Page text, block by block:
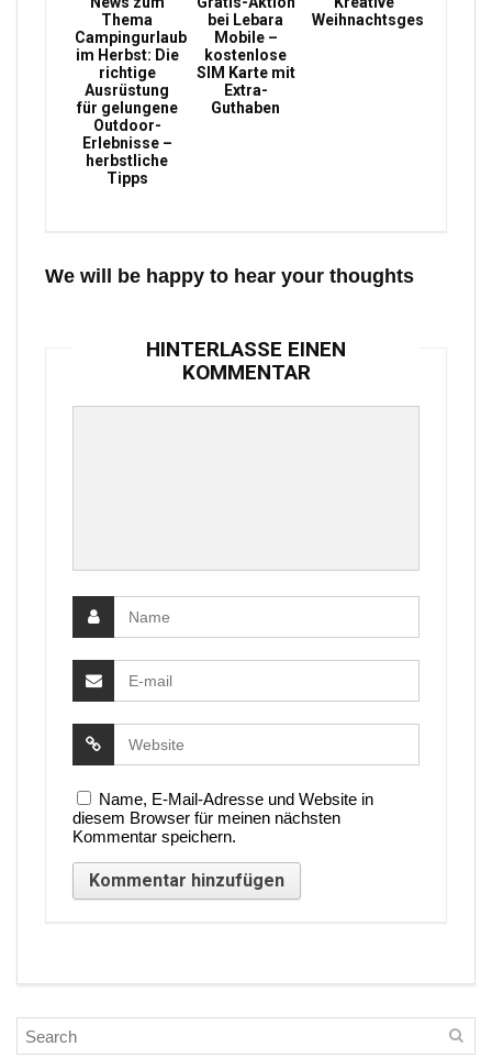
Thema
Campingurlaub
im Herbst: Die
richtige
Ausrüstung
für gelungene
Outdoor-
Erlebnisse –
herbstliche
Tipps
bei Lebara
Mobile –
kostenlose
SIM Karte mit
Extra-
Guthaben
Weihnachtsgeschenke
We will be happy to hear your thoughts
HINTERLASSE EINEN
KOMMENTAR
Name, E-Mail-Adresse und Website in
diesem Browser für meinen nächsten
Kommentar speichern.